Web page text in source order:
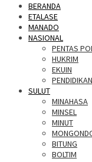
BERANDA
ETALASE
MANADO
NASIONAL
PENTAS
HUKRIM
EKUIN
PENDIDIKAN
SULUT
MINAHASA
MINSEL
MINUT
BITUNG
BOLTIM